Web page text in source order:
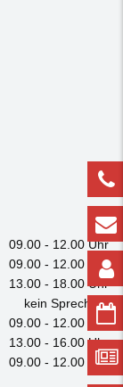
09.00 - 12.00 Uhr
09.00 - 12.00 Uhr
13.00 - 18.00 Uhr
kein Sprechtag
09.00 - 12.00 Uhr
13.00 - 16.00 Uhr
09.00 - 12.00 Uhr